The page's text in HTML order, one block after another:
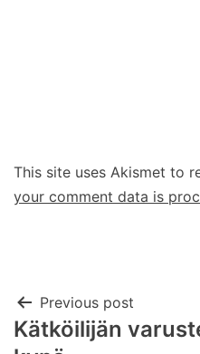
This site uses Akismet to
your comment data is
Post
Previous post
Kätköilijän